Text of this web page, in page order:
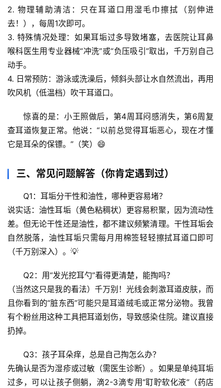
万
人
体
奥
秘
档
案
宇
文
生
活
科
科
技
前
沿
理
驿
2. 物理辅助清洁 ：只在耳道口用湿毛巾擦拭（别伸进
去！），每周1次即可。
3. 特殊情况处理 ：如果耳垢过多导致堵塞，去医院让耳鼻
喉科医生用专业器械“冲洗”或“负压吸引”取出，千万别自己
动手。
4. 日常预防：游泳或洗澡后，倾斜头部让水自然流出，再用
吹风机（低温档）吹干耳道口。
惊喜的是 ：小王照做后，第4周耳闷感消失，第6周复
查耳道恢复正常。他说：“以前总觉得耳垢恶心，现在才懂
它是耳朵的保镖。”（笑）😄
三、常见问题解答（你肯定遇到过）
Q1：耳垢分干性和油性，哪种更容易堵？
说实话：油性耳垢（黄色粘稠状）更容易积聚，因为流动性
差。但无论干性还是油性，都不建议频繁清理。干性耳垢会
自然脱落，油性耳垢只需每月用棉签轻轻擦拭耳道口即可
（千万别深入）。💡
Q2：用“发光挖耳勺”看得更清楚，能掏吗？
（当然这只是我的看法）千万别！光线会刺激耳道皮肤，而
且你看到的“脏东西”可能只是耳道绒毛或正常分泌物。我曾
有个粉丝用这种工具把耳道划伤，导致感染住院。建议直接
扔掉。
Q3：孩子耳朵痒，总是自己掏怎么办？
先确认是否为湿疹或过敏（需医生诊断）。如果是单纯耳垢
过多，可以让孩子侧躺，滴2-3滴专用“耵聍软化液”（药店